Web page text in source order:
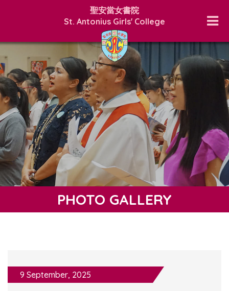
聖安當女書院
St. Antonius Girls' College
PHOTO GALLERY
9 September, 2025